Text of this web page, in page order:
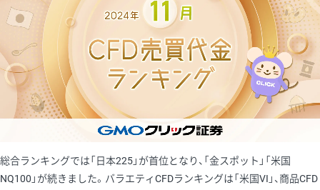
総合ランキングでは「日本225」が首位となり、「金スポット」「米国
NQ100」が続きました。バラエティCFDランキングは「米国VI」、商品CFD